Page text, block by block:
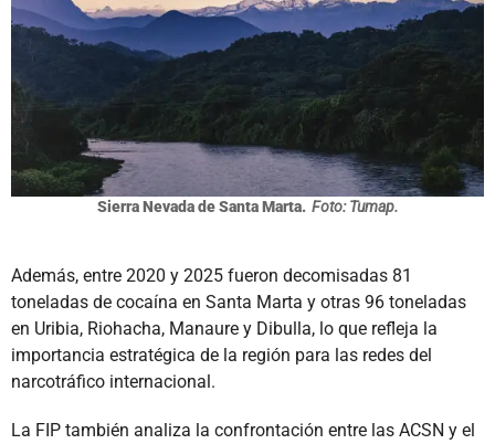
Sierra Nevada de Santa Marta. Foto: Tumap.
Además, entre 2020 y 2025 fueron decomisadas 81
toneladas de cocaína en Santa Marta y otras 96 toneladas
en Uribia, Riohacha, Manaure y Dibulla, lo que refleja la
importancia estratégica de la región para las redes del
narcotráfico internacional.
La FIP también analiza la confrontación entre las ACSN y el